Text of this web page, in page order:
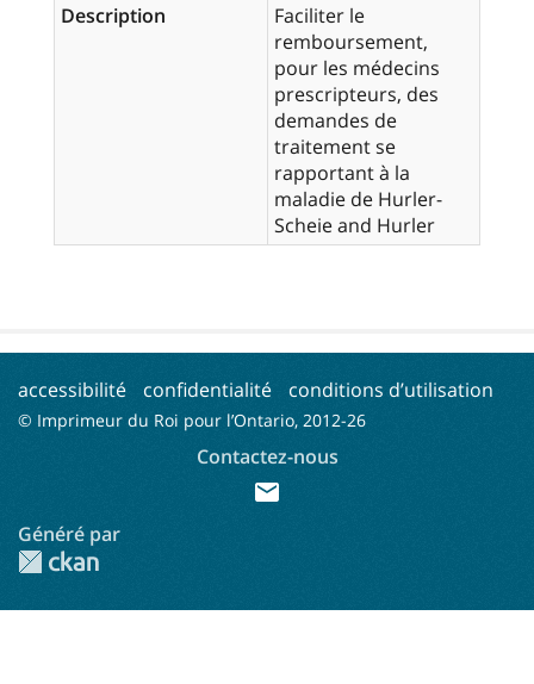
Description
Faciliter le
remboursement,
pour les médecins
prescripteurs, des
demandes de
traitement se
rapportant à la
maladie de Hurler-
Scheie and Hurler
accessibilité confidentialité conditions d’utilisation
© Imprimeur du Roi pour l’Ontario, 2012-26
Contactez-nous
mail
Généré par